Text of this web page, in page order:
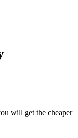
will get the cheaper